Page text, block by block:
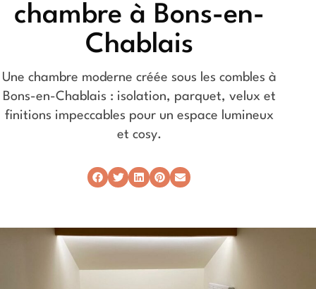
chambre à Bons-en-
Chablais
Une chambre moderne créée sous les combles à
Bons-en-Chablais : isolation, parquet, velux et
finitions impeccables pour un espace lumineux
et cosy.